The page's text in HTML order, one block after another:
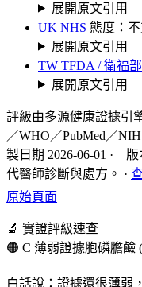
展開原文引用
UK NHS 態度：
展開原文引用
TW TFDA / 衛福部
展開原文引用
評級由多源健康證據引
／WHO／PubMed／
製日期 2026-06-01 ·
代醫師診斷與處方。 ·
原始頁面
🔬 實證評級速查
🟠 C 薄弱證據胞磷膽鹼
白話說：證據還很薄弱